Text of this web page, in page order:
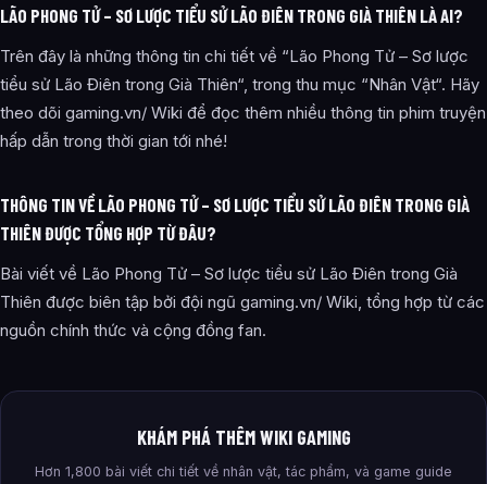
LÃO PHONG TỬ – SƠ LƯỢC TIỂU SỬ LÃO ĐIÊN TRONG GIÀ THIÊN LÀ AI?
Trên đây là những thông tin chi tiết về “Lão Phong Tử – Sơ lược
tiểu sử Lão Điên trong Già Thiên“, trong thu mục “Nhân Vật“. Hãy
theo dõi gaming.vn/ Wiki để đọc thêm nhiều thông tin phim truyện
hấp dẫn trong thời gian tới nhé!
THÔNG TIN VỀ LÃO PHONG TỬ – SƠ LƯỢC TIỂU SỬ LÃO ĐIÊN TRONG GIÀ
THIÊN ĐƯỢC TỔNG HỢP TỪ ĐÂU?
Bài viết về Lão Phong Tử – Sơ lược tiểu sử Lão Điên trong Già
Thiên được biên tập bởi đội ngũ gaming.vn/ Wiki, tổng hợp từ các
nguồn chính thức và cộng đồng fan.
KHÁM PHÁ THÊM WIKI GAMING
Hơn 1,800 bài viết chi tiết về nhân vật, tác phẩm, và game guide